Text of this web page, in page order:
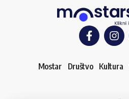
Mostar Društvo Kultura